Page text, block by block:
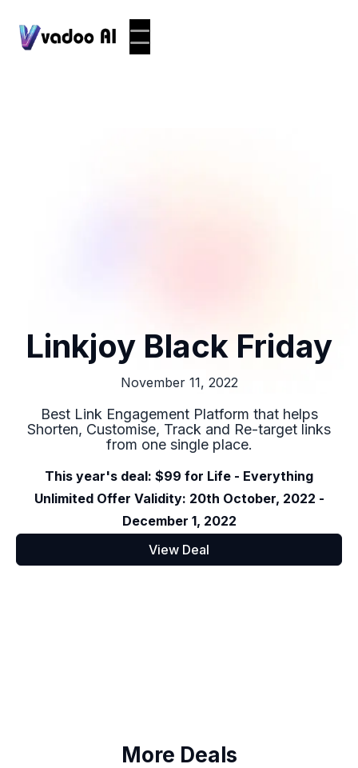
Linkjoy Black Friday
November 11, 2022
Best Link Engagement Platform that helps
Shorten, Customise, Track and Re-target links
from one single place.
This year's deal: $99 for Life - Everything
Unlimited Offer Validity: 20th October, 2022 -
December 1, 2022
View Deal
More Deals